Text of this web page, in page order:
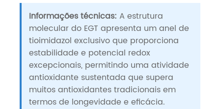
Informações técnicas: A estrutura
molecular do EGT apresenta um anel de
tioimidazol exclusivo que proporciona
estabilidade e potencial redox
excepcionais, permitindo uma atividade
antioxidante sustentada que supera
muitos antioxidantes tradicionais em
termos de longevidade e eficácia.